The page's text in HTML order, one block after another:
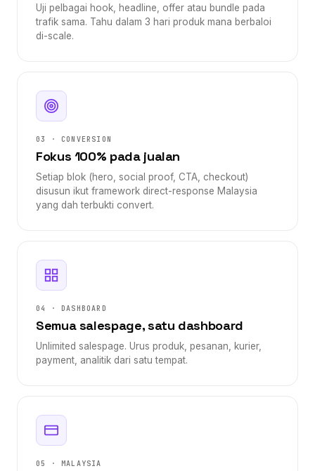
Uji pelbagai hook, headline, offer atau bundle pada
trafik sama. Tahu dalam 3 hari produk mana berbaloi
di-scale.
03 · CONVERSION
Fokus 100% pada jualan
Setiap blok (hero, social proof, CTA, checkout)
disusun ikut framework direct-response Malaysia
yang dah terbukti convert.
04 · DASHBOARD
Semua salespage, satu dashboard
Unlimited salespage. Urus produk, pesanan, kurier,
payment, analitik dari satu tempat.
05 · MALAYSIA